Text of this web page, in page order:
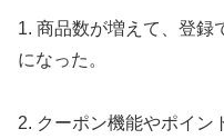
1. 商品数が増えて、登録
になった。
2. クーポン機能やポイン